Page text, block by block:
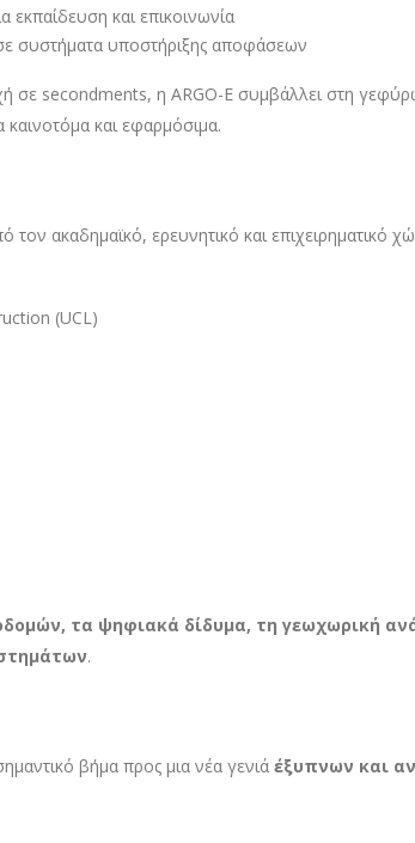
εκπαίδευση και επικοινωνία
συστήματα υποστήριξης αποφάσεων
σε secondments, η ARGO-E συμβάλλει στη
καινοτόμα και εφαρμόσιμα.
ακαδημαϊκό, ερευνητικό και επιχειρηματικό
(UCL)
τα ψηφιακά δίδυμα, τη γεωχωρική
.
βήμα προς μια νέα γενιά έξυπνων και